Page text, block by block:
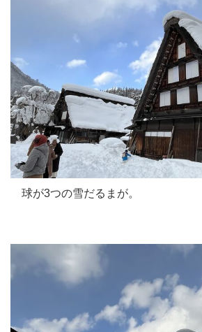
球が3つの雪だるまが。